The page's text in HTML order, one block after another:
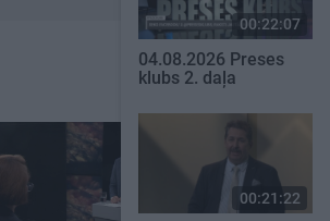
00:22:07
04.08.2026 Preses
klubs 2. daļa
00:21:22